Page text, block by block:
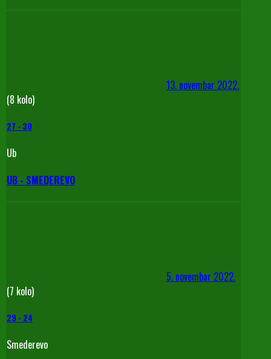
13. novembar 2022.
(8 kolo)
27 - 30
Ub
UB - SMEDEREVO
5. novembar 2022.
(7 kolo)
29 - 24
Smederevo